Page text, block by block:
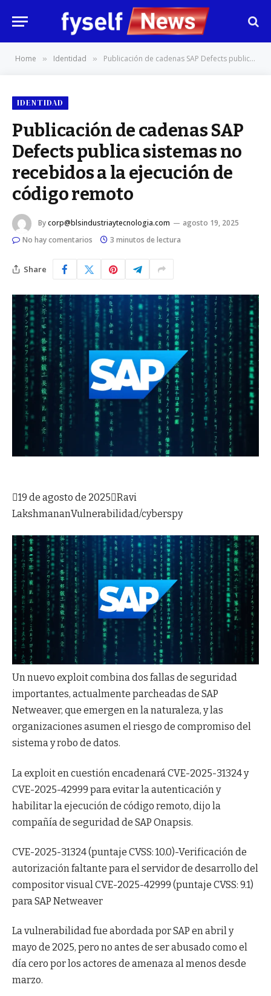
Home » Identidad » Publicación de cadenas SAP Defects publica sistemas no recebidos a la ejecución de código remoto
IDENTIDAD
Publicación de cadenas SAP
Defects publica sistemas no
recebidos a la ejecución de
código remoto
Bycorp@blsindustriaytecnologia.com
agosto 19, 2025
No hay comentarios
3 minutos de lectura
Share
19 de agosto de 2025Ravi
LakshmananVulnerabilidad/cyberspy
Un nuevo exploit combina dos fallas de seguridad
importantes, actualmente parcheadas de SAP
Netweaver, que emergen en la naturaleza, y las
organizaciones asumen el riesgo de compromiso del
sistema y robo de datos.
La exploit en cuestión encadenará CVE-2025-31324 y
CVE-2025-42999 para evitar la autenticación y
habilitar la ejecución de código remoto, dijo la
compañía de seguridad de SAP Onapsis.
CVE-2025-31324 (puntaje CVSS: 10.0)-Verificación de
autorización faltante para el servidor de desarrollo del
compositor visual CVE-2025-42999 (puntaje CVSS: 9.1)
para SAP Netweaver
La vulnerabilidad fue abordada por SAP en abril y
mayo de 2025, pero no antes de ser abusado como el
día cero por los actores de amenaza al menos desde
marzo.